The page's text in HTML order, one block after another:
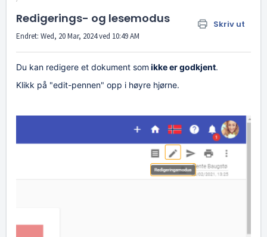
Redigerings- og lesemodus Skriv ut
Endret: Wed, 20 Mar, 2024 ved 10:49 AM
Du kan redigere et dokument som ikke er godkjent.
Klikk på "edit-pennen" opp i høyre hjørne.